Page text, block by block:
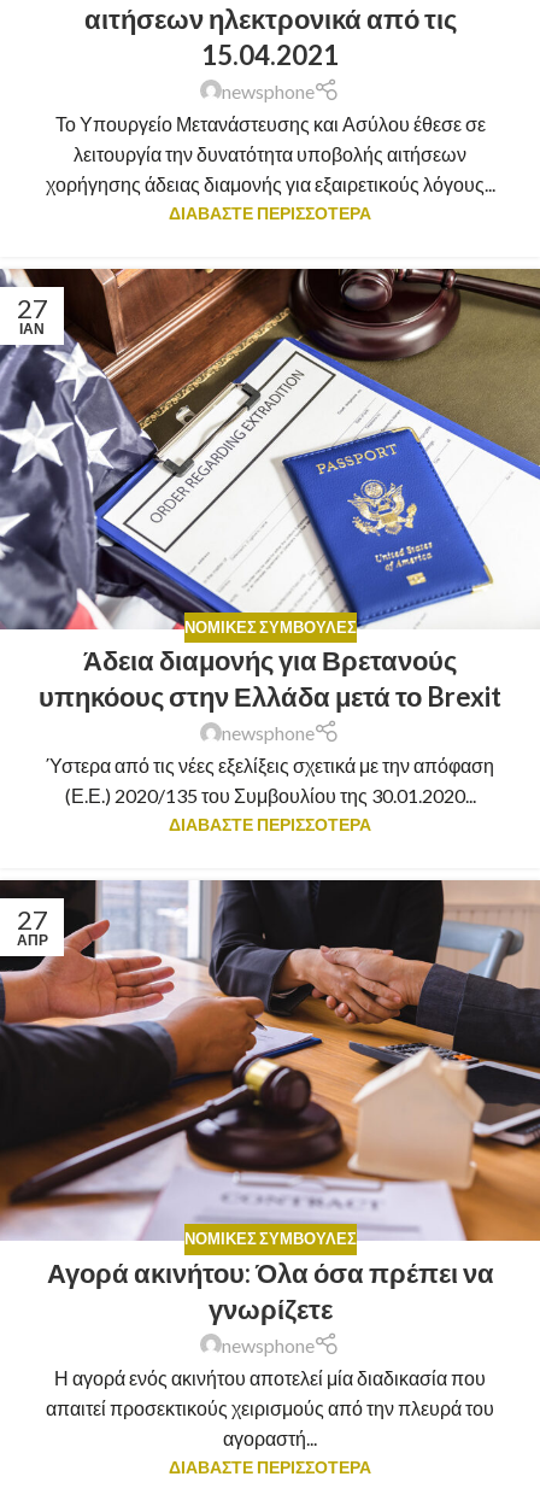
αιτήσεων ηλεκτρονικά από τις
15.04.2021
newsphone
Το Υπουργείο Μετανάστευσης και Ασύλου έθεσε σε
λειτουργία την δυνατότητα υποβολής αιτήσεων
χορήγησης άδειας διαμονής για εξαιρετικούς λόγους...
ΔΙΑΒΑΣΤΕ ΠΕΡΙΣΣΟΤΕΡΑ
27
ΙΑΝ
ΝΟΜΙΚΈΣ ΣΥΜΒΟΥΛΈΣ
Άδεια διαμονής για Βρετανούς
υπηκόους στην Ελλάδα μετά το Brexit
newsphone
Ύστερα από τις νέες εξελίξεις σχετικά με την απόφαση
(Ε.Ε.) 2020/135 του Συμβουλίου της 30.01.2020...
ΔΙΑΒΑΣΤΕ ΠΕΡΙΣΣΟΤΕΡΑ
27
ΑΠΡ
ΝΟΜΙΚΈΣ ΣΥΜΒΟΥΛΈΣ
Αγορά ακινήτου: Όλα όσα πρέπει να
γνωρίζετε
newsphone
Η αγορά ενός ακινήτου αποτελεί μία διαδικασία που
απαιτεί προσεκτικούς χειρισμούς από την πλευρά του
αγοραστή...
ΔΙΑΒΑΣΤΕ ΠΕΡΙΣΣΟΤΕΡΑ